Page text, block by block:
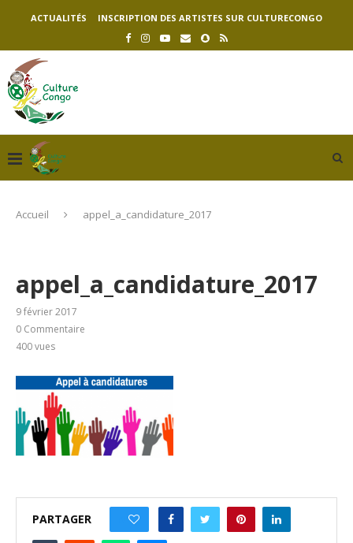
ACTUALITÉS INSCRIPTION DES ARTISTES SUR CULTURECONGO
Accueil appel_a_candidature_2017
appel_a_candidature_2017
9 février 2017
0 Commentaire
400vues
PARTAGER